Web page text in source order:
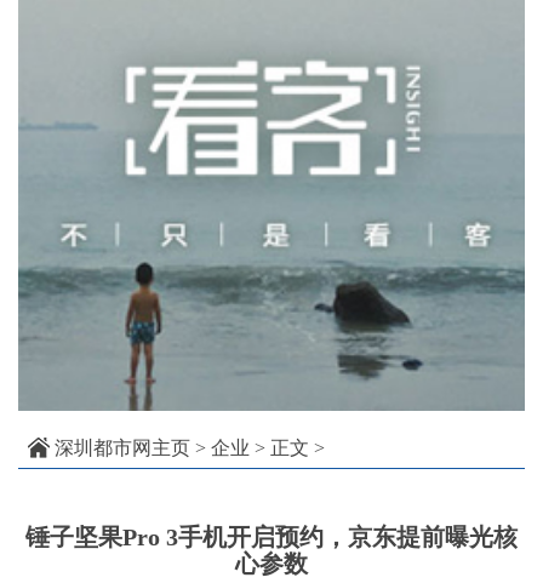
深圳都市网主页 > 企业 > 正文 >
锤子坚果Pro 3手机开启预约，京东提前曝光核
心参数